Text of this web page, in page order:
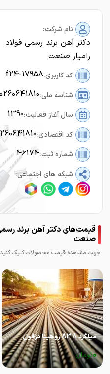
نام شرکت:
دکتر آهن برند رسمی فولاد
رامیار صنعت
کد کاربری:f24-17958
شناسه ملی:
سال آغاز فعالیت:1390
کد اقتصادی:
شماره ثبت:46174
شبکه های اجتماعی:
قیمت‌های دکتر آهن برند رسمی
صنعت
جهت مشاهده قیمت محصولات کلیک
میلگرد 8 A3 روهینا دزفول
0تومان